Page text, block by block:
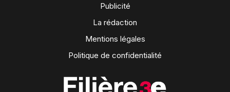
Publicité
La rédaction
Mentions légales
Politique de confidentialité